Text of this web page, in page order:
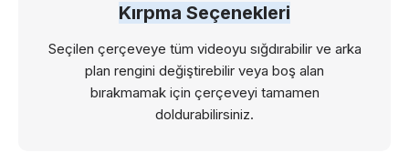
Kırpma Seçenekleri
Seçilen çerçeveye tüm videoyu sığdırabilir ve arka
plan rengini değiştirebilir veya boş alan
bırakmamak için çerçeveyi tamamen
doldurabilirsiniz.